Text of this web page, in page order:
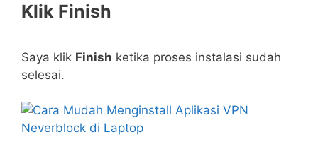
Klik Finish
Saya klik Finish ketika proses instalasi sudah
selesai.